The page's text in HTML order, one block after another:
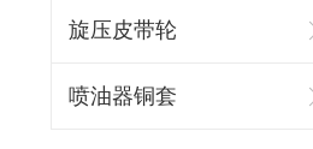
旋压皮带轮
喷油器铜套